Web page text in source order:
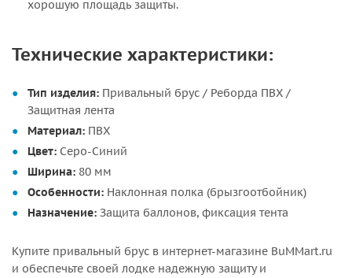
хорошую площадь защиты.
Технические характеристики:
Тип изделия: Привальный брус / Реборда ПВХ /
Защитная лента
Материал: ПВХ
Цвет: Серо-Синий
Ширина: 80 мм
Особенности: Наклонная полка (брызгоотбойник)
Назначение: Защита баллонов, фиксация тента
Купите привальный брус в интернет-магазине BuMMart.ru
и обеспечьте своей лодке надежную защиту и